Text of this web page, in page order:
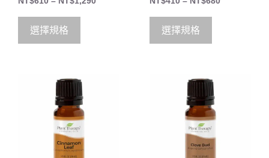
out of 5
選擇規格
o
5
選擇規格